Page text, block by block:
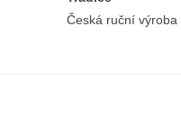
Česká ruční výroba